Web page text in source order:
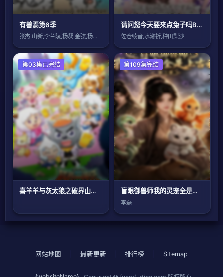
有兽焉第6季
张杰,山新,李兰陵,杨凝,金弦,杨昕燃,
请问您今天要来点兔子吗BLOOM
佐仓绫音,水濑祈,种田梨沙
国产动漫
第03集已完结
喜羊羊与灰太狼之破界山海诀番外篇
国产动漫
第109集完结
盲眼御兽师我的灵宠全是上古神第三季
李磊
网站地图 最新更新 排行榜 Sitemap